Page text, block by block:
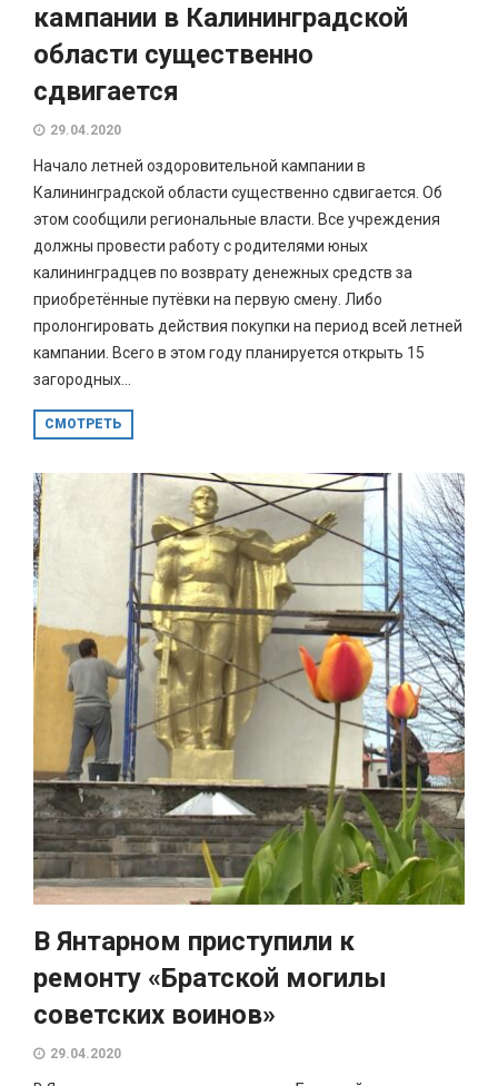
кампании в Калининградской
области существенно
сдвигается
29.04.2020
Начало летней оздоровительной кампании в
Калининградской области существенно сдвигается. Об
этом сообщили региональные власти. Все учреждения
должны провести работу с родителями юных
калининградцев по возврату денежных средств за
приобретённые путёвки на первую смену. Либо
пролонгировать действия покупки на период всей летней
кампании. Всего в этом году планируется открыть 15
загородных...
СМОТРЕТЬ
В Янтарном приступили к
ремонту «Братской могилы
советских воинов»
29.04.2020